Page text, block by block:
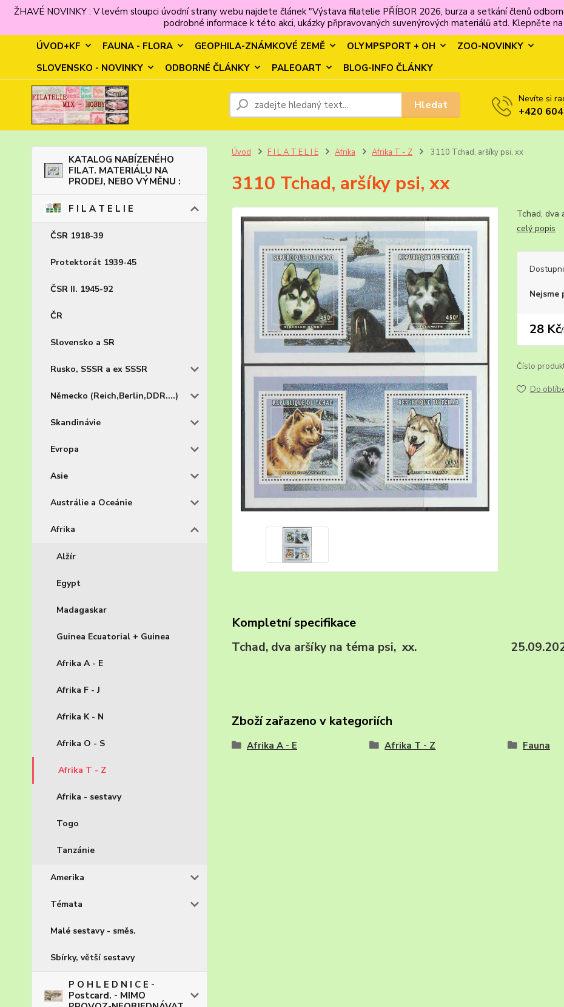
ŽHAVÉ NOVINKY : V levém sloupci úvodní strany webu najdete článek "Výstava filatelie PŘÍBOR 2026, burza a setkání členů
podrobné informace k této akci, ukázky připravovaných suvenýrových materiálů atd. Klepněte
ÚVOD+KF
FAUNA - FLORA GEOPHILA-ZNÁMKOVÉ ZEMĚ OLYMPSPORT + OH
ZOO-NOVINKY
SLOVENSKO - NOVINKY
ODBORNÉ ČLÁNKY PALEOART BLOG-INFO ČLÁNKY
Hledat Nevíte si
+420
KATALOG NABÍZENÉHO
FILAT. MATERIÁLU NA
PRODEJ, NEBO VÝMĚNU :
F I L A T E L I E
ČSR 1918-39
Protektorát 1939-45
ČSR II. 1945-92
ČR
Slovensko a SR
Rusko, SSSR a ex SSSR
Německo (Reich,Berlin,DDR....)
Skandinávie
Evropa
Asie
Austrálie a Oceánie
Afrika
Alžír
Egypt
Madagaskar
Guinea Ecuatorial + Guinea
Afrika A - E
Afrika F - J
Afrika K - N
Afrika O - S
Afrika T - Z
Afrika - sestavy
Togo
Tanzánie
Amerika
Témata
Malé sestavy - směs.
Sbírky, větší sestavy
P O H L E D N I C E -
Postcard. - MIMO
Úvod F I L A T E L I E Afrika Afrika T - Z 3110 Tchad, aršíky psi, xx
3110 Tchad, aršíky psi, xx
Tchad,
celý popis
Nejsme
28 Kč/
Číslo
Do
Kompletní specifikace
Tchad, dva aršíky na téma psi, xx.
Zboží zařazeno v kategoriích
Afrika A - E Afrika T - Z Fauna